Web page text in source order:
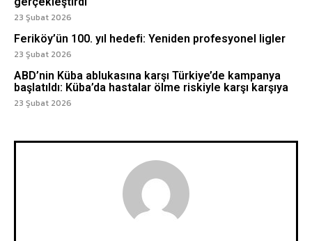
23 Şubat 2026
Feriköy’ün 100. yıl hedefi: Yeniden profesyonel ligler
23 Şubat 2026
ABD’nin Küba ablukasına karşı Türkiye’de kampanya
başlatıldı: Küba’da hastalar ölme riskiyle karşı karşıya
23 Şubat 2026